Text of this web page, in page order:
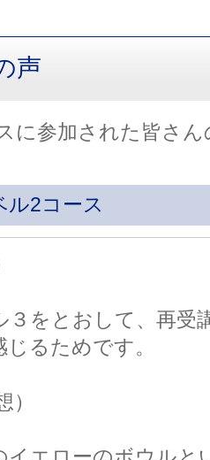
声
に参加された皆さ
ル2コース
３をとおして、再受
るためです。
）